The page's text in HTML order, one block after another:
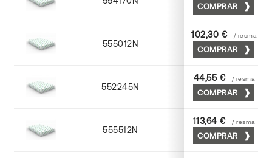
COMPRAR
555012N 72 x 102
102,30 € / resma
COMPRAR
552245N 45 x 64
44,55 € / resma
COMPRAR
555512N 72 x 102
113,64 € / resma
COMPRAR